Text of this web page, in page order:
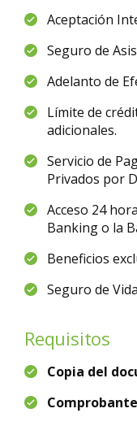
Aceptación
Seguro de
Adelanto de
Límite de
adicionales.
Servicio de
Privados por
Acceso 24
Banking o la
Beneficios
Seguro de
Requisitos
Copia del